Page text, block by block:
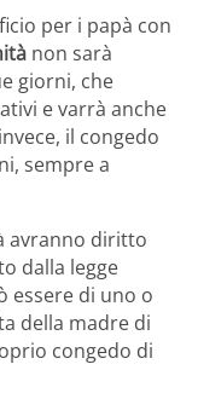
per i papà con
non sarà
giorni, che
e varrà anche
il congedo
sempre a
avranno diritto
dalla legge
essere di uno o
della madre di
congedo di